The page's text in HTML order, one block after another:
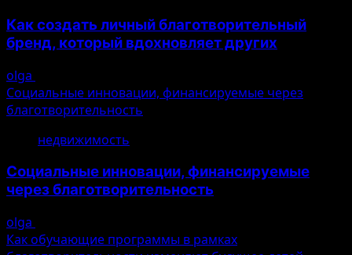
Как создать личный благотворительный
бренд, который вдохновляет других
olga
Социальные инновации, финансируемые через
благотворительность
недвижимость
Социальные инновации, финансируемые
через благотворительность
olga
Как обучающие программы в рамках